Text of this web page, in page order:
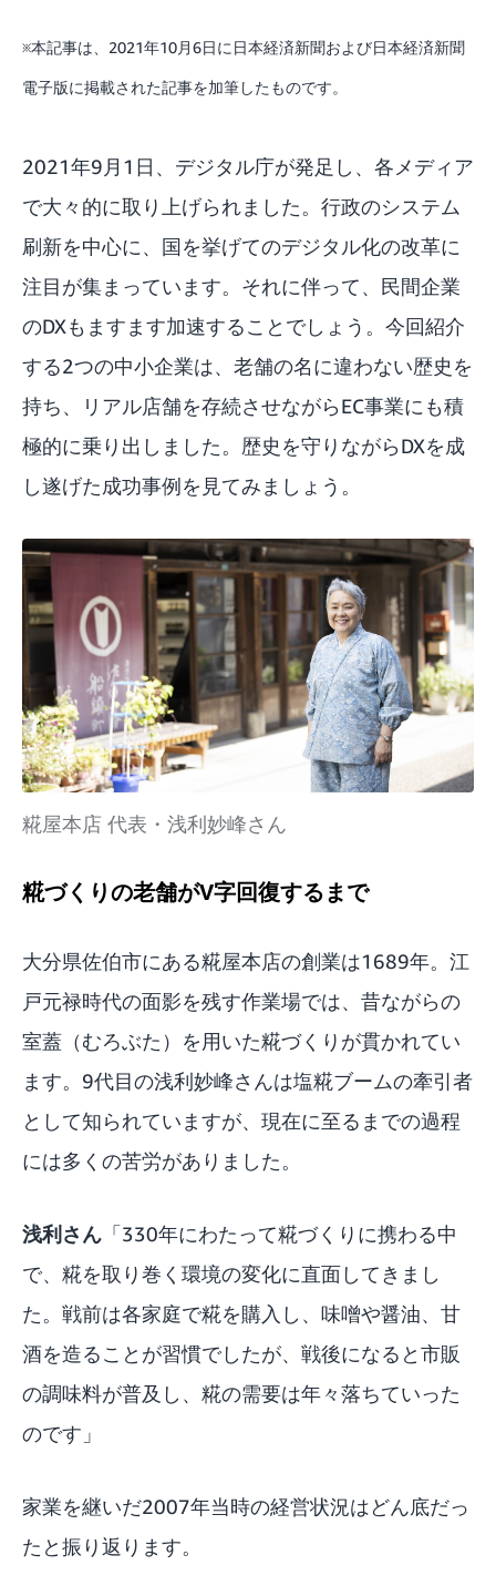
※本記事は、2021年10月6日に日本経済新聞および日本経済新聞
電子版に掲載された記事を加筆したものです。
2021年9月1日、デジタル庁が発足し、各メディア
で大々的に取り上げられました。行政のシステム
刷新を中心に、国を挙げてのデジタル化の改革に
注目が集まっています。それに伴って、民間企業
のDXもますます加速することでしょう。今回紹介
する2つの中小企業は、老舗の名に違わない歴史を
持ち、リアル店舗を存続させながらEC事業にも積
極的に乗り出しました。歴史を守りながらDXを成
し遂げた成功事例を見てみましょう。
糀屋本店 代表・浅利妙峰さん
糀づくりの老舗がV字回復するまで
大分県佐伯市にある糀屋本店の創業は1689年。江
戸元禄時代の面影を残す作業場では、昔ながらの
室蓋（むろぶた）を用いた糀づくりが貫かれてい
ます。9代目の浅利妙峰さんは塩糀ブームの牽引者
として知られていますが、現在に至るまでの過程
には多くの苦労がありました。
浅利さん 「330年にわたって糀づくりに携わる中
で、糀を取り巻く環境の変化に直面してきまし
た。戦前は各家庭で糀を購入し、味噌や醤油、甘
酒を造ることが習慣でしたが、戦後になると市販
の調味料が普及し、糀の需要は年々落ちていった
のです」
家業を継いだ2007年当時の経営状況はどん底だっ
たと振り返ります。